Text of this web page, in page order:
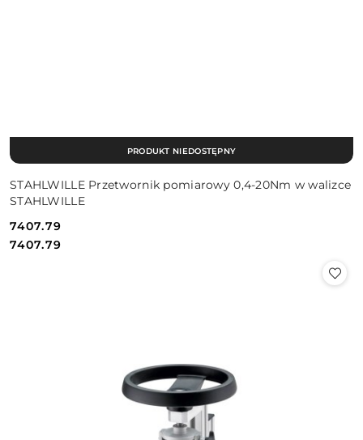
STAHLWILLE Przetwornik pomiarowy 0,4-20Nm w walizce
STAHLWILLE
Cena:
7407.79
Cena:
7407.79
PRODUKT NIEDOSTĘPNY